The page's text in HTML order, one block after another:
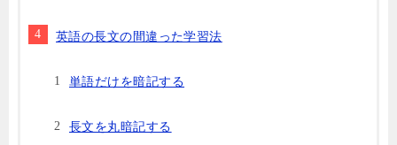
英語の長文の間違った学習法
単語だけを暗記する
長文を丸暗記する